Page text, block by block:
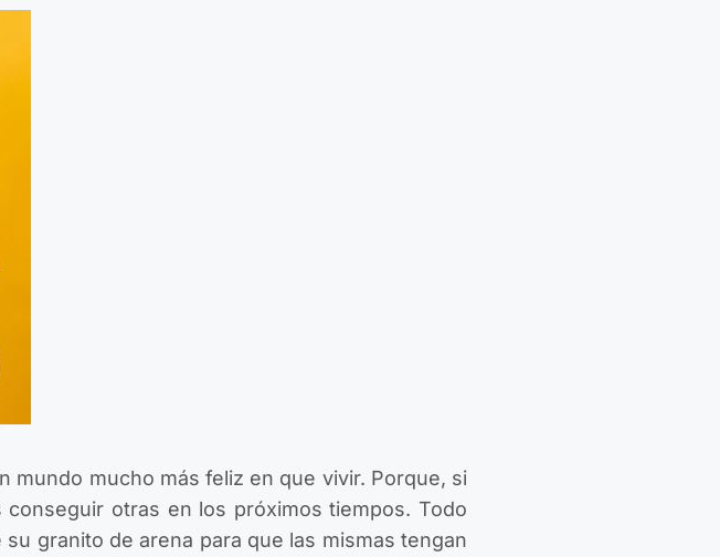
mundo mucho más feliz en que vivir. Porque, si
otras en los próximos tiempos. Todo
granito de arena para que las mismas tengan